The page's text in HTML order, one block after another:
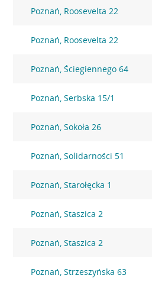
Poznań, Roosevelta 22
Poznań, Roosevelta 22
Poznań, Ściegiennego 64
Poznań, Serbska 15/1
Poznań, Sokoła 26
Poznań, Solidarności 51
Poznań, Starołęcka 1
Poznań, Staszica 2
Poznań, Staszica 2
Poznań, Strzeszyńska 63